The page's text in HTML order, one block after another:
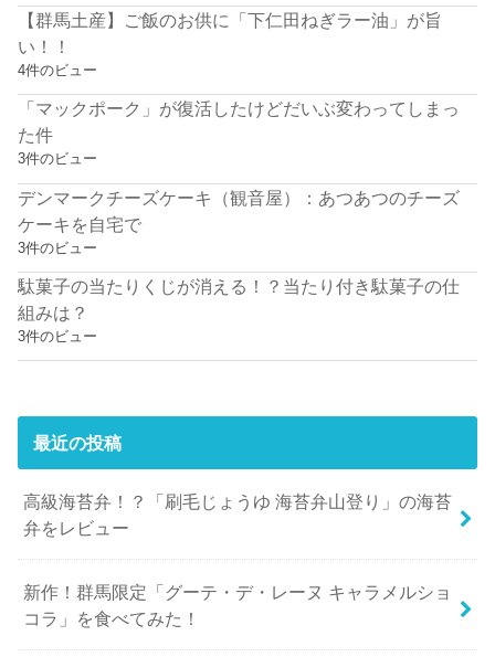
【群馬土産】ご飯のお供に「下仁田ねぎラー油」が旨
い！！
4件のビュー
「マックポーク」が復活したけどだいぶ変わってしまっ
た件
3件のビュー
デンマークチーズケーキ（観音屋）：あつあつのチーズ
ケーキを自宅で
3件のビュー
駄菓子の当たりくじが消える！？当たり付き駄菓子の仕
組みは？
3件のビュー
最近の投稿
高級海苔弁！？「刷毛じょうゆ 海苔弁山登り」の海苔
弁をレビュー
新作！群馬限定「グーテ・デ・レーヌ キャラメルショ
コラ」を食べてみた！